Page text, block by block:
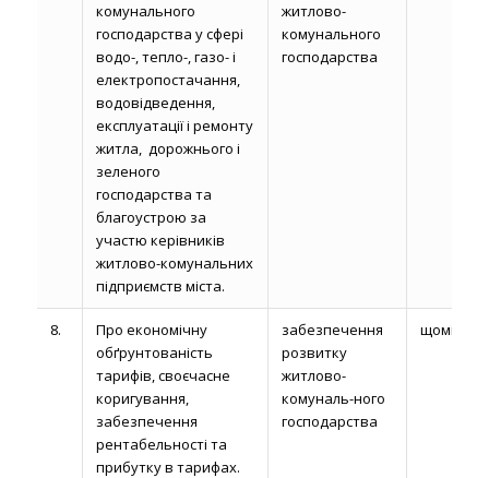
комунального
господарства у сфері
водо-, тепло-, газо- і
електропостачання,
водовідведення,
експлуатації і ремонту
житла, дорожнього і
зеленого
господарства та
благоустрою за
участю керівників
житлово-комунальних
підприємств міста.
житлово-
комунального
господарства
8.
Про економічну
обґрунтованість
тарифів, своєчасне
коригування,
забезпечення
рентабельності та
прибутку в тарифах.
забезпечення
розвитку
житлово-
комуналь-ного
господарства
щомісяця